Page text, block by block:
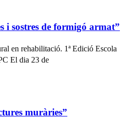
i sostres de formigó armat”
en rehabilitació. 1ª Edició Escola
El dia 23 de
muràries”